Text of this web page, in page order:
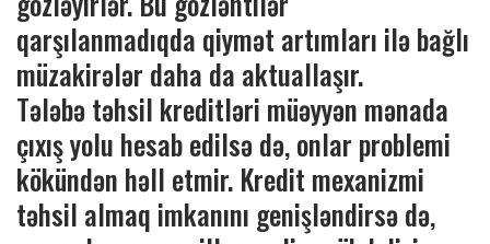
qarşılanmadıqda qiymət artımları ilə bağlı
müzakirələr daha da aktuallaşır.
Tələbə təhsil kreditləri müəyyən mənada
çıxış yolu hesab edilsə də, onlar problemi
kökündən həll etmir. Kredit mexanizmi
təhsil almaq imkanını genişləndirsə də,